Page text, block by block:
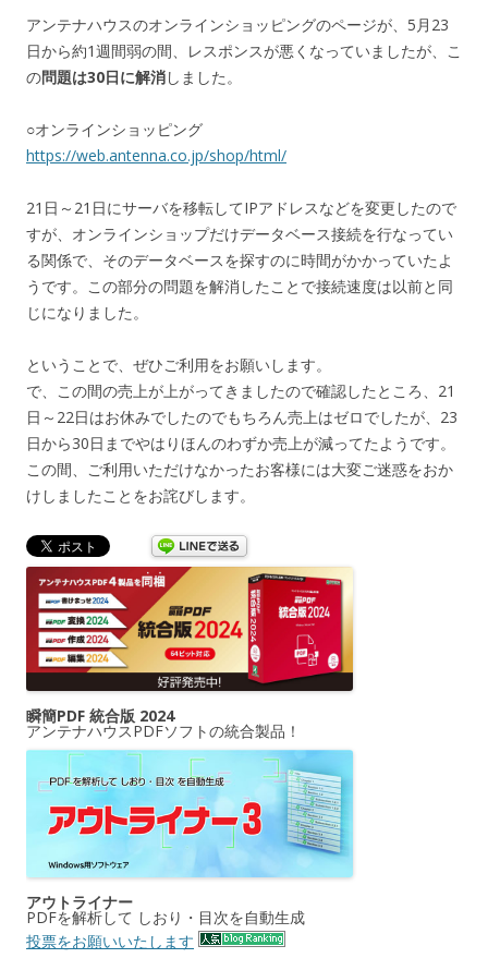
アンテナハウスのオンラインショッピングのページが、5月23
日から約1週間弱の間、レスポンスが悪くなっていましたが、こ
の問題は30日に解消しました。
○オンラインショッピング
https://web.antenna.co.jp/shop/html/
21日～21日にサーバを移転してIPアドレスなどを変更したので
すが、オンラインショップだけデータベース接続を行なってい
る関係で、そのデータベースを探すのに時間がかかっていたよ
うです。この部分の問題を解消したことで接続速度は以前と同
じになりました。
ということで、ぜひご利用をお願いします。
で、この間の売上が上がってきましたので確認したところ、21
日～22日はお休みでしたのでもちろん売上はゼロでしたが、23
日から30日までやはりほんのわずか売上が減ってたようです。
この間、ご利用いただけなかったお客様には大変ご迷惑をおか
けしましたことをお詫びします。
瞬簡PDF 統合版 2024
アンテナハウスPDFソフトの統合製品！
アウトライナー
PDFを解析して しおり・目次を自動生成
投票をお願いいたします